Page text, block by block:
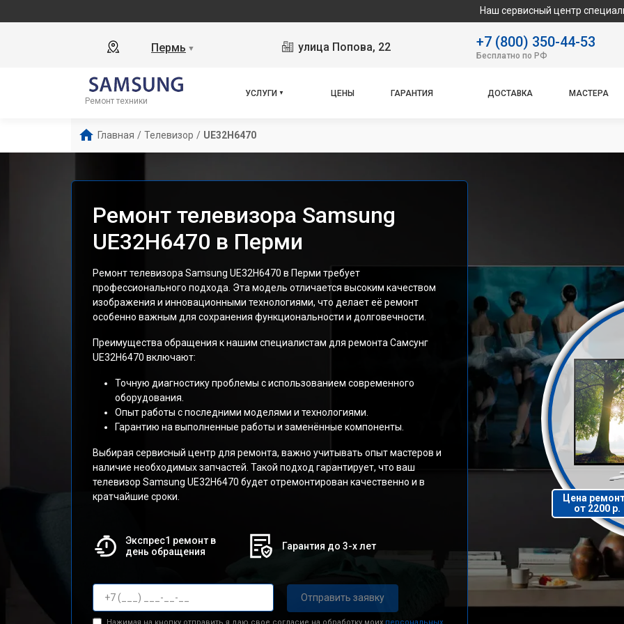
Наш сервисный центр специализируется
Пермь ▼ улица Попова, 22 +7 (800) 350-44-53
Бесплатно по РФ
Ремонт техники
УСЛУГИ ЦЕНЫ ГАРАНТИЯ ДОСТАВКА МАСТЕРА
Главная / Телевизор / UE32H6470
Ремонт телевизора Samsung
UE32H6470 в Перми
Ремонт телевизора Samsung UE32H6470 в Перми требует
профессионального подхода. Эта модель отличается высоким качеством
изображения и инновационными технологиями, что делает её ремонт
особенно важным для сохранения функциональности и долговечности.
Преимущества обращения к нашим специалистам для ремонта Самсунг
UE32H6470 включают:
Точную диагностику проблемы с использованием современного
оборудования.
Опыт работы с последними моделями и технологиями.
Гарантию на выполненные работы и заменённые компоненты.
Выбирая сервисный центр для ремонта, важно учитывать опыт мастеров и
наличие необходимых запчастей. Такой подход гарантирует, что ваш
телевизор Samsung UE32H6470 будет отремонтирован качественно и в
кратчайшие сроки.
Экспрес1 ремонт в
день обращения
Гарантия до 3-х лет
Отправить заявку
Нажимая на кнопку отправить я даю свое согласие на обработку моих персональных
Цена
от 2200 р.